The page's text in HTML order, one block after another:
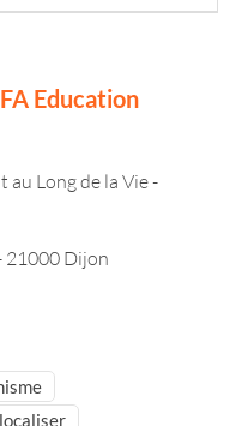
Education
au Long de la Vie -
21000 Dijon